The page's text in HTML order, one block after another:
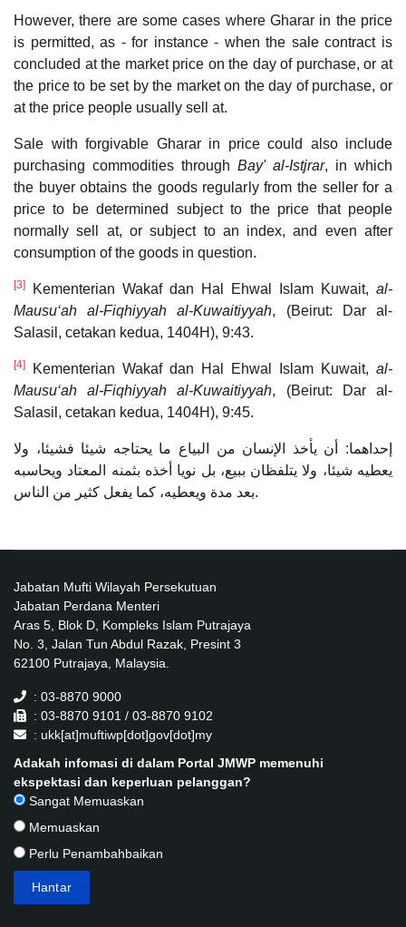
However, there are some cases where Gharar in the price
is permitted, as - for instance - when the sale contract is
concluded at the market price on the day of purchase, or at
the price to be set by the market on the day of purchase, or
at the price people usually sell at.
Sale with forgivable Gharar in price could also include
purchasing commodities through Bay' al-Istjrar, in which
the buyer obtains the goods regularly from the seller for a
price to be determined subject to the price that people
normally sell at, or subject to an index, and even after
consumption of the goods in question.
[3] Kementerian Wakaf dan Hal Ehwal Islam Kuwait, al-
Mausu‘ah al-Fiqhiyyah al-Kuwaitiyyah, (Beirut: Dar al-
Salasil, cetakan kedua, 1404H), 9:43.
[4] Kementerian Wakaf dan Hal Ehwal Islam Kuwait, al-
Mausu‘ah al-Fiqhiyyah al-Kuwaitiyyah, (Beirut: Dar al-
Salasil, cetakan kedua, 1404H), 9:45.
إحداهما: أن يأخذ الإنسان من البياع ما يحتاجه شيئا فشيئا، ولا
يعطيه شيئا، ولا يتلفظان ببيع، بل نويا أخذه بثمنه المعتاد ويحاسبه
بعد مدة ويعطيه، كما يفعل كثير من الناس.
Jabatan Mufti Wilayah Persekutuan
Jabatan Perdana Menteri
Aras 5, Blok D, Kompleks Islam Putrajaya
No. 3, Jalan Tun Abdul Razak, Presint 3
62100 Putrajaya, Malaysia.
: 03-8870 9000
: 03-8870 9101 / 03-8870 9102
: ukk[at]muftiwp[dot]gov[dot]my
Adakah infomasi di dalam Portal JMWP memenuhi
ekspektasi dan keperluan pelanggan?
Sangat Memuaskan
Memuaskan
Perlu Penambahbaikan